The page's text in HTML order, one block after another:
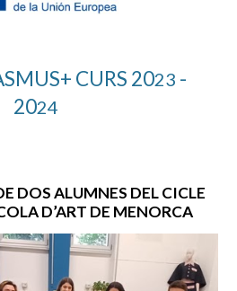
CURS 2023 -
2024
DOS ALUMNES DEL CICLE
D’ART DE MENORCA